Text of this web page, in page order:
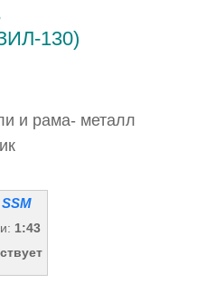
130)
и рама- металл
SSM
1:43